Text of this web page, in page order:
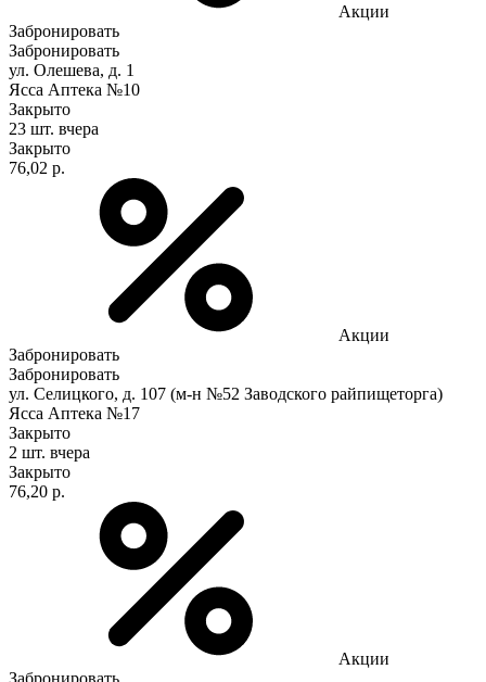
Акции
Забронировать
Забронировать
ул. Олешева, д. 1
Ясса Аптека №10
Закрыто
23 шт. вчера
Закрыто
76,02 р.
Акции
Забронировать
Забронировать
ул. Селицкого, д. 107 (м-н №52 Заводского райпищеторга)
Ясса Аптека №17
Закрыто
2 шт. вчера
Закрыто
76,20 р.
Акции
Забронировать